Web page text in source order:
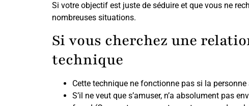
Si votre objectif est juste de séduire et que vous ne
nombreuses situations.
Si vous cherchez une
technique
Cette technique ne fonctionne pas si la
S’il ne veut que s’amuser, n’a absolument pas